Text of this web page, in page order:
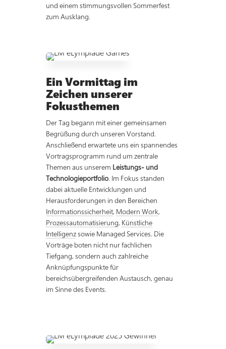
und einem stimmungsvollen Sommerfest
zum Ausklang.
Ein Vormittag im
Zeichen unserer
Fokusthemen
Der Tag begann mit einer gemeinsamen
Begrüßung durch unseren Vorstand.
Anschließend erwartete uns ein spannendes
Vortragsprogramm rund um zentrale
Themen aus unserem Leistungs- und
Technologieportfolio. Im Fokus standen
dabei aktuelle Entwicklungen und
Herausforderungen in den Bereichen
Informationssicherheit, Modern Work,
Prozessautomatisierung, Künstliche
Intelligenzsowie Managed Services. Die
Vorträge boten nicht nur fachlichen
Tiefgang, sondern auch zahlreiche
Anknüpfungspunkte für
bereichsübergreifenden Austausch, genau
im Sinne des Events.